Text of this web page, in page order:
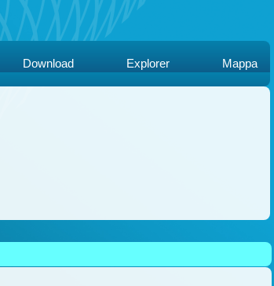
Download Explorer Mappa